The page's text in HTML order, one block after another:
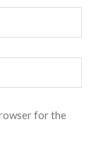
for the